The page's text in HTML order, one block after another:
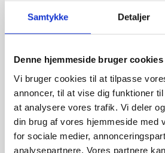
Samtykke Detaljer
Denne hjemmeside bruger cookies
Vi bruger cookies til at tilpasse
annoncer, til at vise dig funktioner
at analysere vores trafik. Vi deler
din brug af vores hjemmeside med
for sociale medier,
analysepartnere. Vores partnere
Mastercoach specialet
Uddannet livsmentor hos
Anne
Jeg har været selvstændig
også karriererådgiver inden for
siden af min virksomhed underviser jeg
København og Kursusfabrikken. Jeg har
25 års erhvervserfaring inden for
salg. Jeg har altid prioriteret at udvikle